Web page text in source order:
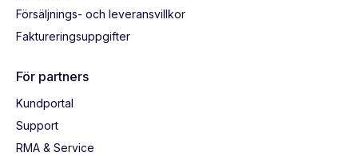
Försäljnings- och leveransvillkor
Faktureringsuppgifter
För partners
Kundportal
Support
RMA & Service